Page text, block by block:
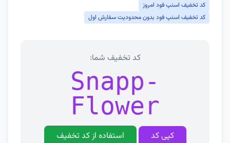
کد تخفیف اسنپ فود امروز
کد تخفیف اسنپ فود بدون محدودیت سفارش اول
کد تخفیف شما:
Snapp-
Flower
کپی کد استفاده از کد تخفیف